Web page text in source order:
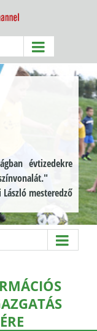
évtizedekre
László mesteredző